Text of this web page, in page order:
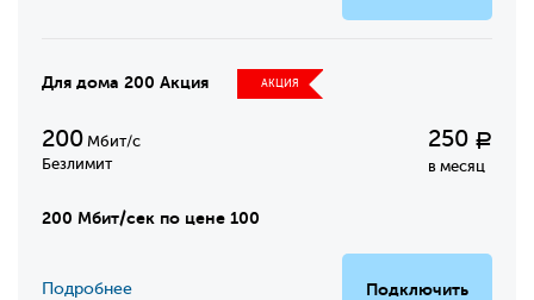
Для дома 200 Акция АКЦИЯ
200 Мбит/с
Безлимит
250 Р
в месяц
200 Мбит/сек по цене 100
Подключить
Подробнее